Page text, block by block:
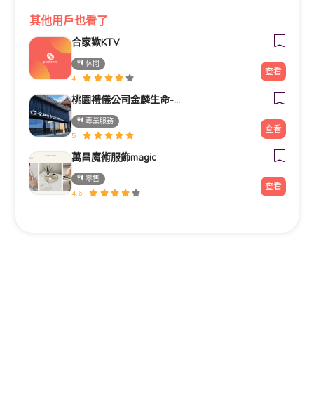
其他用戶也看了
合家歡KTV
休閒
4
查看
桃園禮儀公司金麟生命-桃園中壢禮儀公司葬儀社台北新北新竹全省推薦
專業服務
5
查看
萬昌魔術服飾magic
零售
4.6
查看